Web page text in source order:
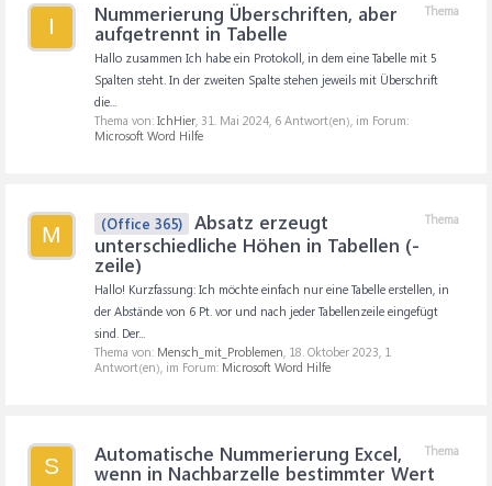
I
Thema
Nummerierung Überschriften, aber
aufgetrennt in Tabelle
Hallo zusammen Ich habe ein Protokoll, in dem eine Tabelle mit 5
Spalten steht. In der zweiten Spalte stehen jeweils mit Überschrift
die...
Thema von: IchHier, 31. Mai 2024, 6 Antwort(en), im Forum:
Microsoft Word Hilfe
M
Thema
(Office 365)
Absatz erzeugt
unterschiedliche Höhen in Tabellen (-
zeile)
Hallo! Kurzfassung: Ich möchte einfach nur eine Tabelle erstellen, in
der Abstände von 6 Pt. vor und nach jeder Tabellenzeile eingefügt
sind. Der...
Thema von: Mensch_mit_Problemen, 18. Oktober 2023, 1
Antwort(en), im Forum: Microsoft Word Hilfe
S
Thema
Automatische Nummerierung Excel,
wenn in Nachbarzelle bestimmter Wert